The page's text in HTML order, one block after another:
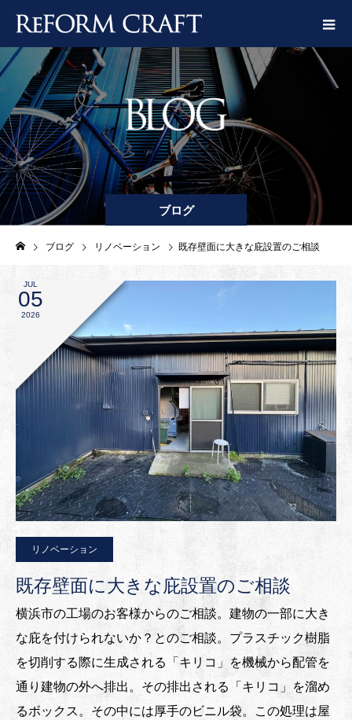
ブログ
ブログ リノベーション 既存壁面に大きな庇設置のご相談
JUL
05
2026
リノベーション
既存壁面に大きな庇設置のご相談
横浜市の工場のお客様からのご相談。建物の一部に大き
な庇を付けられないか？とのご相談。プラスチック樹脂
を切削する際に生成される「キリコ」を機械から配管を
通り建物の外へ排出。その排出される「キリコ」を溜め
るボックス。その中には厚手のビニル袋。この処理は屋